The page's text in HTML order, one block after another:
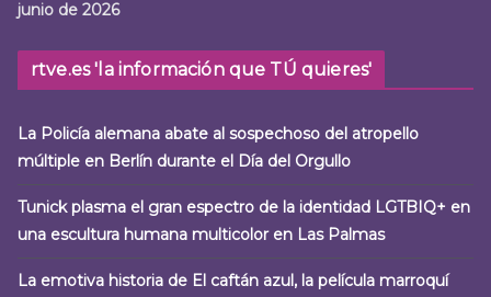
junio de 2026
rtve.es 'la información que TÚ quieres'
La Policía alemana abate al sospechoso del atropello
múltiple en Berlín durante el Día del Orgullo
Tunick plasma el gran espectro de la identidad LGTBIQ+ en
una escultura humana multicolor en Las Palmas
La emotiva historia de El caftán azul, la película marroquí